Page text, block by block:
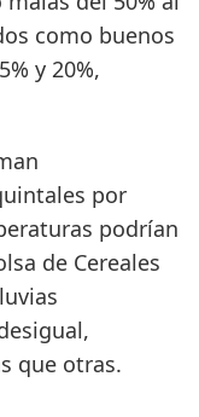
como buenos
y 20%,
por
podrían
de Cereales
que otras.